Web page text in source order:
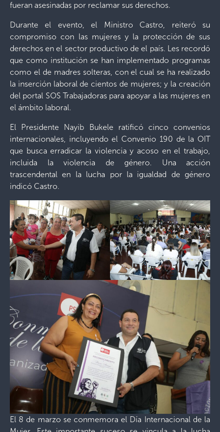
fueran asesinadas por reclamar sus derechos.
Durante el evento, el Ministro Castro, reiteró su
compromiso con las mujeres y la protección de sus
derechos en el sector productivo de el país. Les recordó
que como institución se han implementado programas
como el de madres solteras, con el cual se ha realizado
la inserción laboral de cientos de mujeres; y la creación
del portal SOS Trabajadoras para apoyar a las mujeres en
el ámbito laboral.
El Presidente Nayib Bukele ratificó cinco convenios
internacionales, incluyendo el Convenio 190 de la OIT
que busca erradicar la violencia y acoso en el trabajo,
incluida la violencia de género. Una acción
trascendental en la lucha por la igualdad de género
indicó Castro.
El 8 de marzo se conmemora el Día Internacional de la